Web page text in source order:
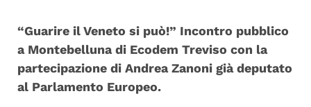
“Guarire il Veneto si può!” Incontro pubblico
a Montebelluna di Ecodem Treviso con la
partecipazione di Andrea Zanoni già deputato
al Parlamento Europeo.